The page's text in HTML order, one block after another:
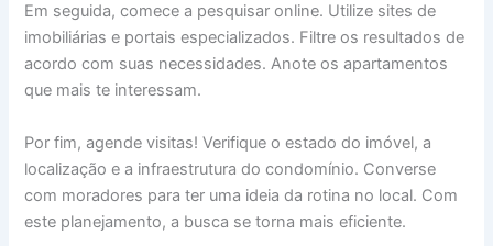
Em seguida, comece a pesquisar online. Utilize sites de
imobiliárias e portais especializados. Filtre os resultados de
acordo com suas necessidades. Anote os apartamentos
que mais te interessam.
Por fim, agende visitas! Verifique o estado do imóvel, a
localização e a infraestrutura do condomínio. Converse
com moradores para ter uma ideia da rotina no local. Com
este planejamento, a busca se torna mais eficiente.